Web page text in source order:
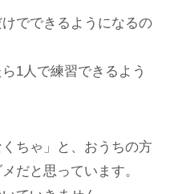
でできるようになるの
1人で練習できるよう
ちゃ」と、おうちの方
だと思っています。